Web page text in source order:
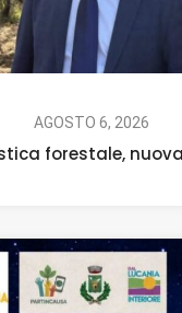
AGOSTO 6, 2026
forestale,